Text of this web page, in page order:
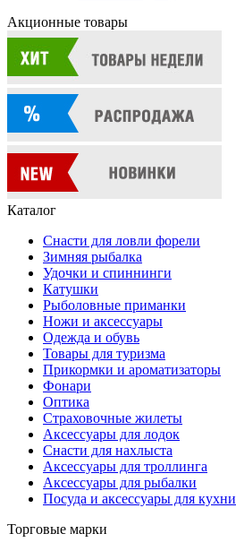
Акционные товары
Каталог
Снасти для ловли форели
Зимняя рыбалка
Удочки и спиннинги
Катушки
Рыболовные приманки
Ножи и аксессуары
Одежда и обувь
Товары для туризма
Прикормки и ароматизаторы
Фонари
Оптика
Страховочные жилеты
Аксессуары для лодок
Снасти для нахлыста
Аксессуары для троллинга
Аксессуары для рыбалки
Посуда и аксессуары для кухни
Торговые марки